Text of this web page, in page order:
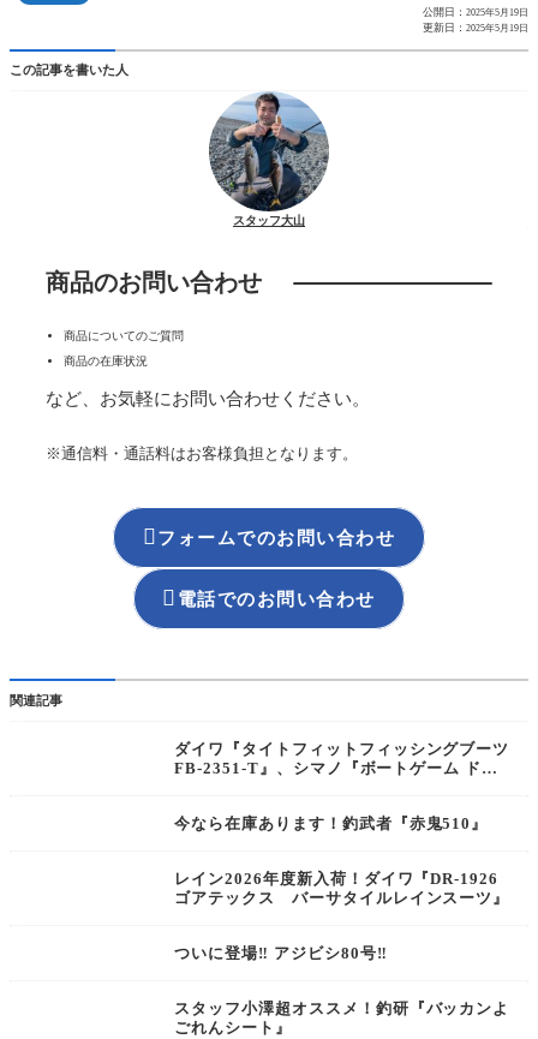
公開日： 2025年5月19日
更新日： 2025年5月19日
この記事を書いた人
スタッフ大山
商品のお問い合わせ
商品についてのご質問
商品の在庫状況
など、お気軽にお問い合わせください。
※通信料・通話料はお客様負担となります。
 フォームでのお問い合わせ
 電話でのお問い合わせ
関連記事
ダイワ『タイトフィットフィッシングブーツ
FB-2351-T』、シマノ『ボートゲーム ドラ
今なら在庫あります！釣武者『赤鬼510』
レイン2026年度新入荷！ダイワ『DR-1926
ゴアテックス バーサタイルレインスーツ』
ついに登場‼︎ アジビシ80号‼︎
スタッフ小澤超オススメ！釣研『バッカンよ
ごれんシート』